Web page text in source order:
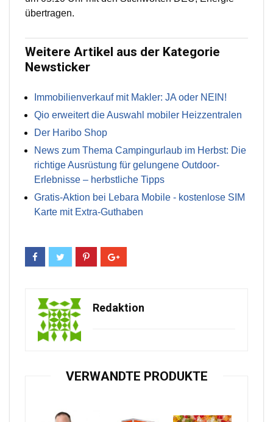
übertragen.
Weitere Artikel aus der Kategorie
Newsticker
Immobilienverkauf mit Makler: JA oder NEIN!
Qio erweitert die Auswahl mobiler Heizzentralen
Der Haribo Shop
News zum Thema Campingurlaub im Herbst: Die
richtige Ausrüstung für gelungene Outdoor-
Erlebnisse – herbstliche Tipps
Gratis-Aktion bei Lebara Mobile - kostenlose SIM
Karte mit Extra-Guthaben
Redaktion
VERWANDTE PRODUKTE